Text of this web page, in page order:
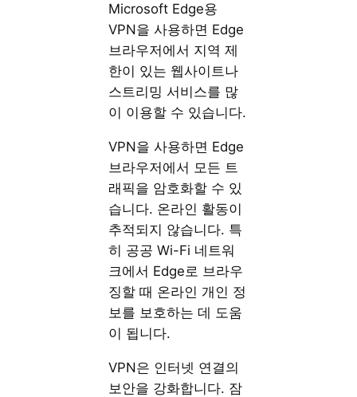
Microsoft Edge용
VPN을 사용하면 Edge
브라우저에서 지역 제
한이 있는 웹사이트나
스트리밍 서비스를 많
이 이용할 수 있습니다.
VPN을 사용하면 Edge
브라우저에서 모든 트
래픽을 암호화할 수 있
습니다. 온라인 활동이
추적되지 않습니다. 특
히 공공 Wi-Fi 네트워
크에서 Edge로 브라우
징할 때 온라인 개인 정
보를 보호하는 데 도움
이 됩니다.
VPN은 인터넷 연결의
보안을 강화합니다. 잠